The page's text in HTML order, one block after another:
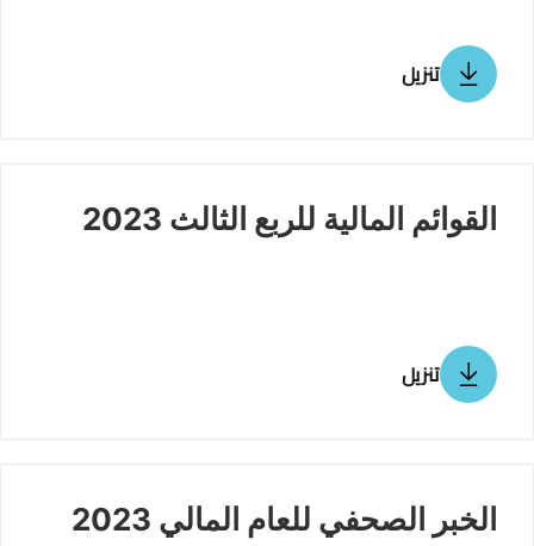
تنزيل
القوائم المالية للربع الثالث 2023
تنزيل
الخبر الصحفي للعام المالي 2023